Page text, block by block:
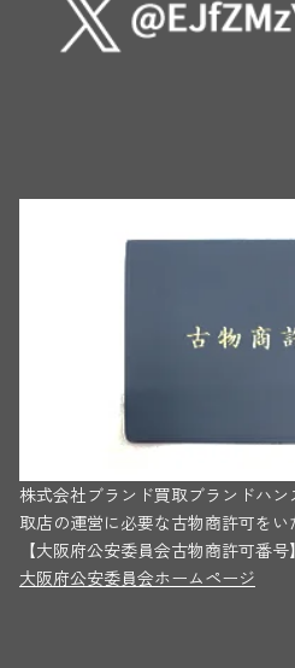
株式会社ブランド買取ブランドハ
取店の運営に必要な古物商許可をい
【大阪府公安委員会古物商許可番
大阪府公安委員会ホームページ